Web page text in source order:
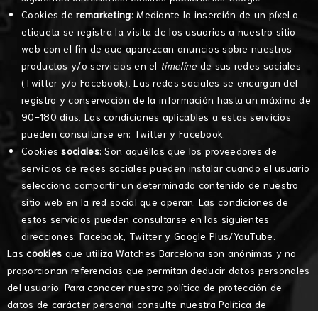
Cookies deremarketing: Mediante la inserción de un píxel o
etiqueta se registra la visita de los usuarios a nuestro sitio
web con el fin de que aparezcan anuncios sobre nuestros
productos y/o servicios en el timeline de sus redes sociales
(Twitter y/o Facebook). Las redes sociales se encargan del
registro y conservación de la información hasta un máximo de
90-180 días. Las condiciones aplicables a estos servicios
pueden consultarse en: Twitter y Facebook
Cookiessociales: Son aquéllas que los proveedores de
servicios de redes sociales pueden instalar cuando el usuario
selecciona compartir un determinado contenido de nuestro
sitio web en la red social que operan. Las condiciones de
estos servicios pueden consultarse en las siguientes
direcciones: Facebook Twitter y Google Plus/YouTube
Lascookies que utiliza Watches Barcelona son anónimas y no
proporcionan referencias que permitan deducir datos personales
del usuario. Para conocer nuestra política de protección de
datos de carácter personal consulte nuestraPolítica de